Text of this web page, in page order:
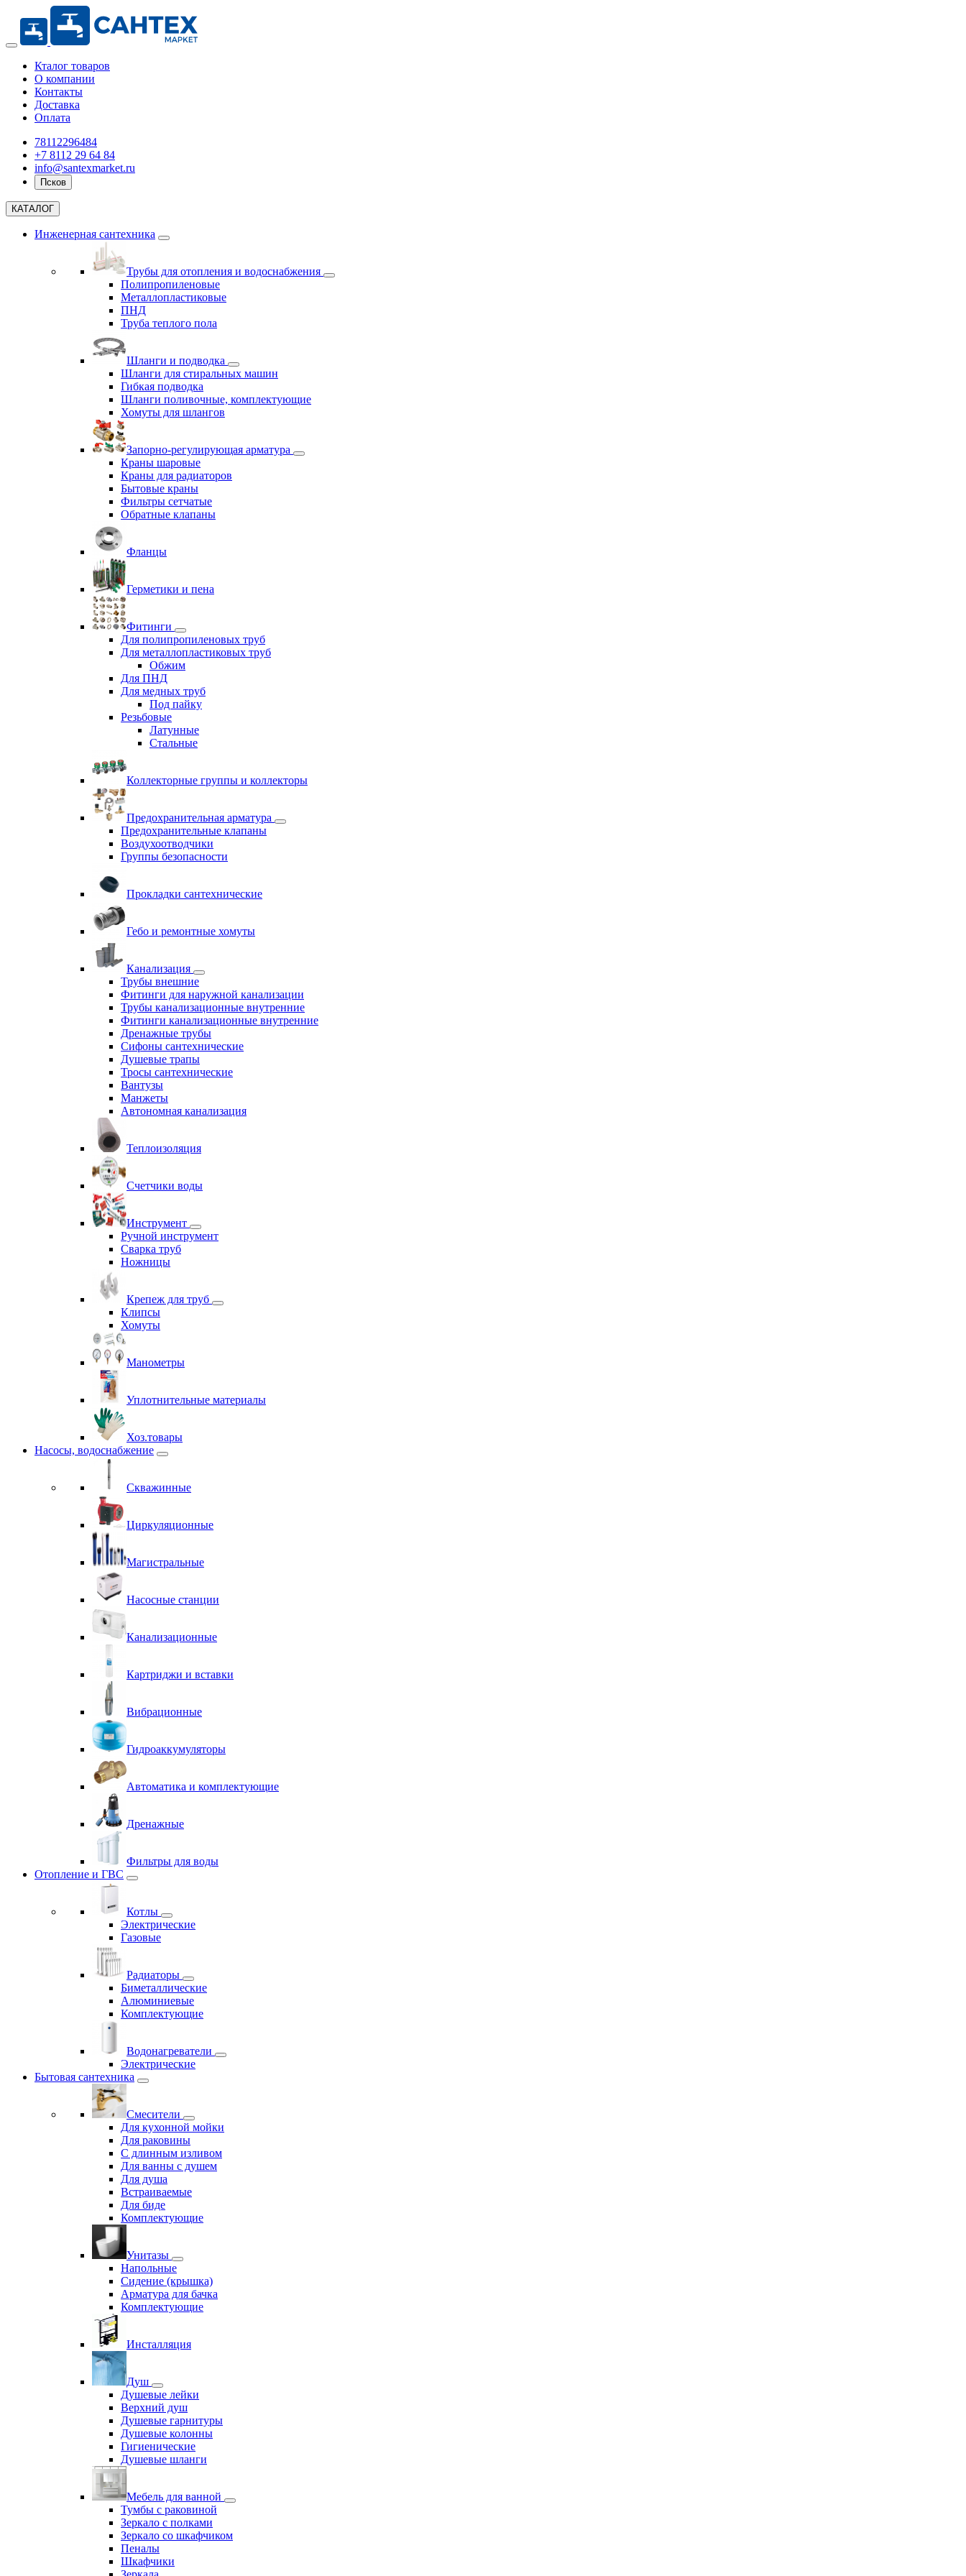
Кталог товаров
О компании
Контакты
Доставка
Оплата
78112296484
+7 8112 29 64 84
info@santexmarket.ru
Псков
КАТАЛОГ
Инженерная сантехника
Трубы для отопления и водоснабжения
Полипропиленовые
Металлопластиковые
ПНД
Труба теплого пола
Шланги и подводка
Шланги для стиральных машин
Гибкая подводка
Шланги поливочные, комплектующие
Хомуты для шлангов
Запорно-регулирующая арматура
Краны шаровые
Краны для радиаторов
Бытовые краны
Фильтры сетчатые
Обратные клапаны
Фланцы
Герметики и пена
Фитинги
Для полипропиленовых труб
Для металлопластиковых труб
Обжим
Для ПНД
Для медных труб
Под пайку
Резьбовые
Латунные
Cтальные
Коллекторные группы и коллекторы
Предохранительная арматура
Предохранительные клапаны
Воздухоотводчики
Группы безопасности
Прокладки сантехнические
Гебо и ремонтные хомуты
Канализация
Трубы внешние
Фитинги для наружной канализации
Трубы канализационные внутренние
Фитинги канализационные внутренние
Дренажные трубы
Сифоны сантехнические
Душевые трапы
Тросы сантехнические
Вантузы
Манжеты
Автономная канализация
Теплоизоляция
Счетчики воды
Инструмент
Ручной инструмент
Сварка труб
Ножницы
Крепеж для труб
Клипсы
Хомуты
Манометры
Уплотнительные материалы
Хоз.товары
Насосы, водоснабжение
Скважинные
Циркуляционные
Магистральные
Насосные станции
Канализационные
Картриджи и вставки
Вибрационные
Гидроаккумуляторы
Автоматика и комплектующие
Дренажные
Фильтры для воды
Отопление и ГВС
Котлы
Электрические
Газовые
Радиаторы
Биметаллические
Алюминиевые
Комплектующие
Водонагреватели
Электрические
Бытовая сантехника
Смесители
Для кухонной мойки
Для раковины
С длинным изливом
Для ванны с душем
Для душа
Встраиваемые
Для биде
Комплектующие
Унитазы
Напольные
Сидение (крышка)
Арматура для бачка
Комплектующие
Инсталляция
Душ
Душевые лейки
Верхний душ
Душевые гарнитуры
Душевые колонны
Гигиенические
Душевые шланги
Мебель для ванной
Тумбы с раковиной
Зеркало с полками
Зеркало со шкафчиком
Пеналы
Шкафчики